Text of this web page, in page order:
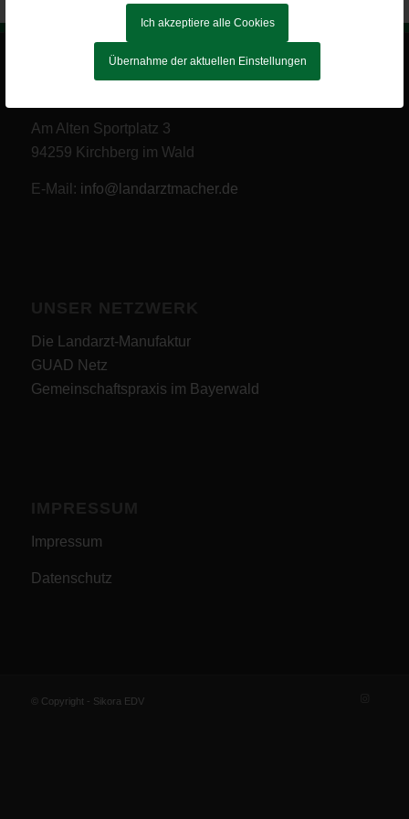
Ich akzeptiere alle Cookies
Übernahme der aktuellen Einstellungen
Am Alten Sportplatz 3
94259 Kirchberg im Wald
E-Mail: info@landarztmacher.de
Die Landarzt-Manufaktur
GUAD Netz
Gemeinschaftspraxis im Bayerwald
Impressum
Datenschutz
© Copyright - Sikora EDV